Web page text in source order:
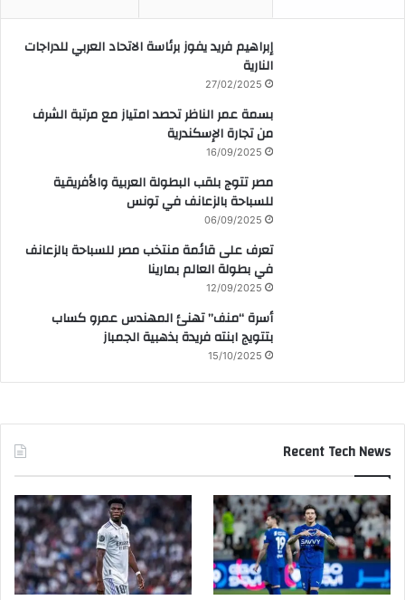
إبراهيم فريد يفوز برئاسة الاتحاد العربي للدراجات
النارية
27/02/2025
بسمة عمر الناظر تحصد امتياز مع مرتبة الشرف
من تجارة الإسكندرية
16/09/2025
مصر تتوج بلقب البطولة العربية والأفريقية
للسباحة بالزعانف في تونس
06/09/2025
تعرف على قائمة منتخب مصر للسباحة بالزعانف
في بطولة العالم بمارينا
12/09/2025
أسرة “منف” تهنئ المهندس عمرو كساب
بتتويج ابنته فريدة بذهبية الجمباز
15/10/2025
Recent Tech News